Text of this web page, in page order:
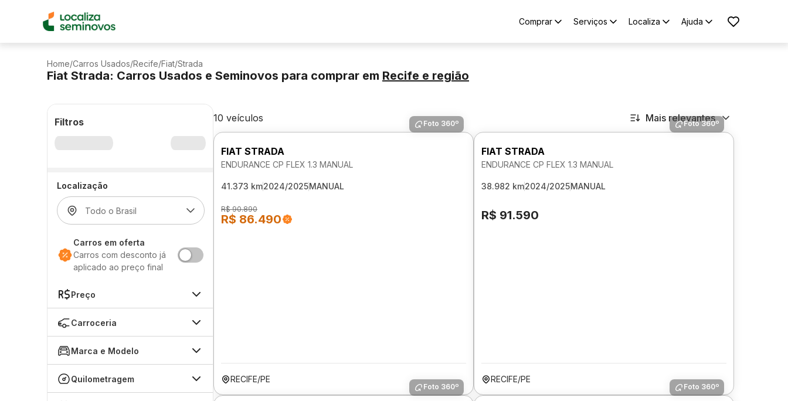
Comprar Serviços Localiza Ajuda
Home/Carros Usados/Recife/Fiat/Strada
Fiat Strada: Carros Usados e Seminovos para comprar em Recife e região
Filtros
Localização
Carros em oferta
Carros com desconto já
aplicado ao preço final
Preço
Carroceria
Marca e Modelo
Quilometragem
10 veículos Mais relevantes
Foto 360º
FIAT STRADA
ENDURANCE CP FLEX 1.3 MANUAL
41.373 km2024/2025MANUAL
R$ 90.890
R$ 86.490
RECIFE/PE
Foto 360º
FIAT STRADA
ENDURANCE CP FLEX 1.3 MANUAL
38.982 km2024/2025MANUAL
R$ 91.590
RECIFE/PE
Foto 360º Foto 360º